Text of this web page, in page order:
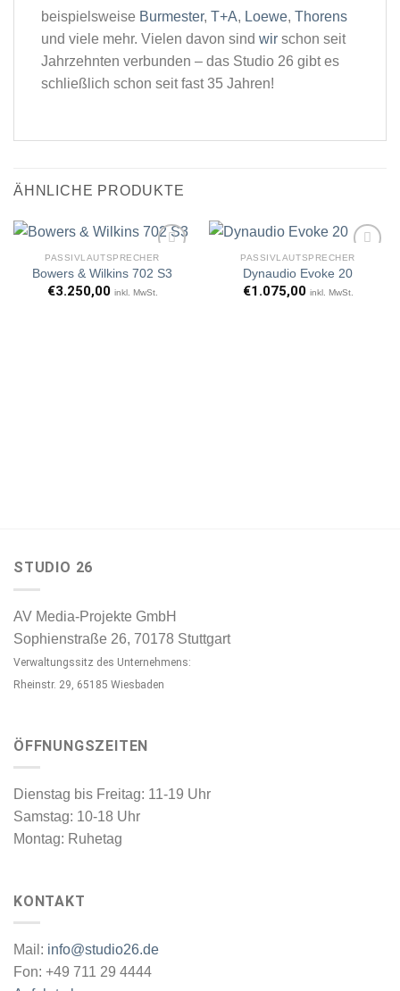
beispielsweise Burmester, T+A, Loewe, Thorens
und viele mehr. Vielen davon sind wir schon seit
Jahrzehnten verbunden – das Studio 26 gibt es
schließlich schon seit fast 35 Jahren!
ÄHNLICHE PRODUKTE
Artikel
PASSIVLAUTSPRECHER
Bowers & Wilkins 702 S3
€3.250,00 inkl. MwSt.
Artikel
PASSIVLAUTSPRECHER
Dynaudio Evoke 20
€1.075,00 inkl. MwSt.
STUDIO 26
AV Media-Projekte GmbH
Sophienstraße 26, 70178 Stuttgart
Verwaltungssitz des Unternehmens:
Rheinstr. 29, 65185 Wiesbaden
ÖFFNUNGSZEITEN
Dienstag bis Freitag: 11-19 Uhr
Samstag: 10-18 Uhr
Montag: Ruhetag
KONTAKT
Mail: info@studio26.de
Fon: +49 711 29 4444